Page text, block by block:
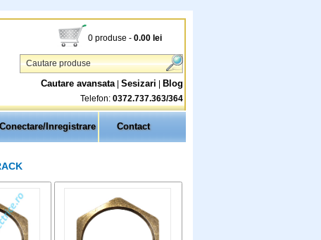
0 produse - 0.00lei
Conectare/Inregistrare Contact
Cautare avansata| Sesizari Blog
Telefon: 0372.737.363/364